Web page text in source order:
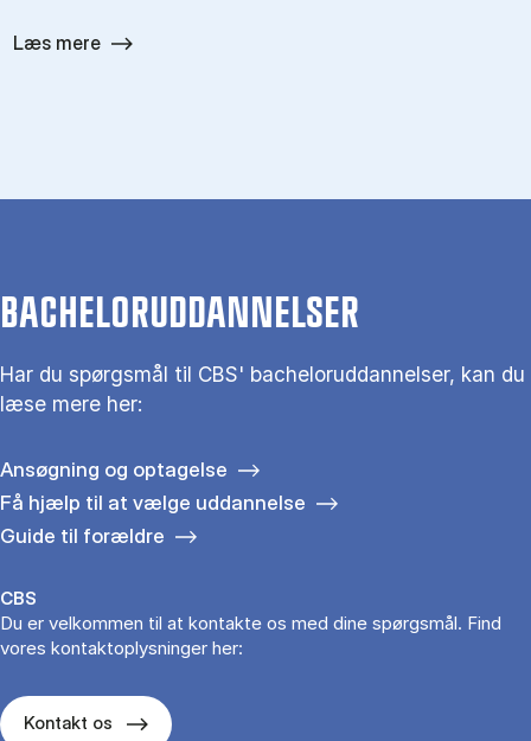
Læs mere
BACHELORUDDANNELSER
Har du spørgsmål til CBS' bacheloruddannelser, kan du
læse mere her:
Ansøgning og optagelse
Få hjælp til at vælge uddannelse
Guide til forældre
CBS
Du er velkommen til at kontakte os med dine spørgsmål. Find
vores kontaktoplysninger her:
Kontakt os